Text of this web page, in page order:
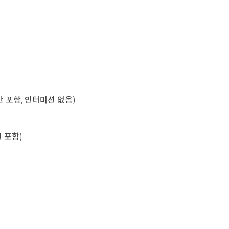
함, 인터미션 없음)
포함)